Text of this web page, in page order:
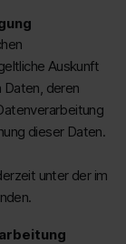
Auskunft
deren
dieser Daten.
unter der im